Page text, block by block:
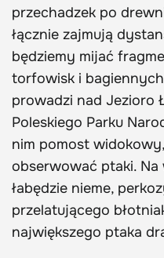
przechadzek po
łącznie zajmują
będziemy mijać
torfowisk i bagiennych
prowadzi nad Jezioro
Poleskiego Parku
nim pomost
obserwować ptaki.
łabędzie nieme,
przelatującego
największego ptaka